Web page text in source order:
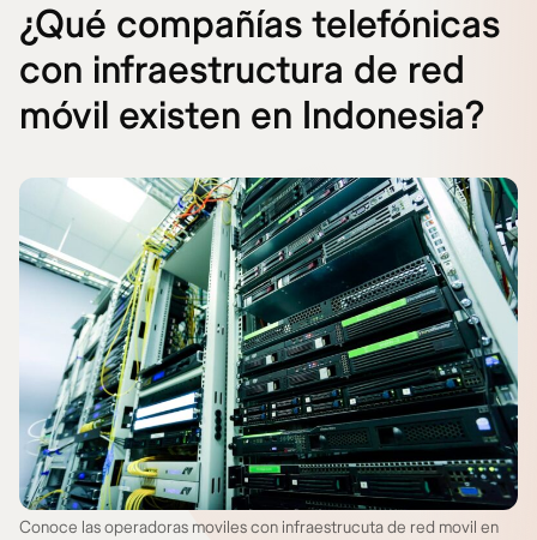
¿Qué compañías telefónicas
con infraestructura de red
móvil existen en Indonesia?
Conoce las operadoras moviles con infraestrucuta de red movil en